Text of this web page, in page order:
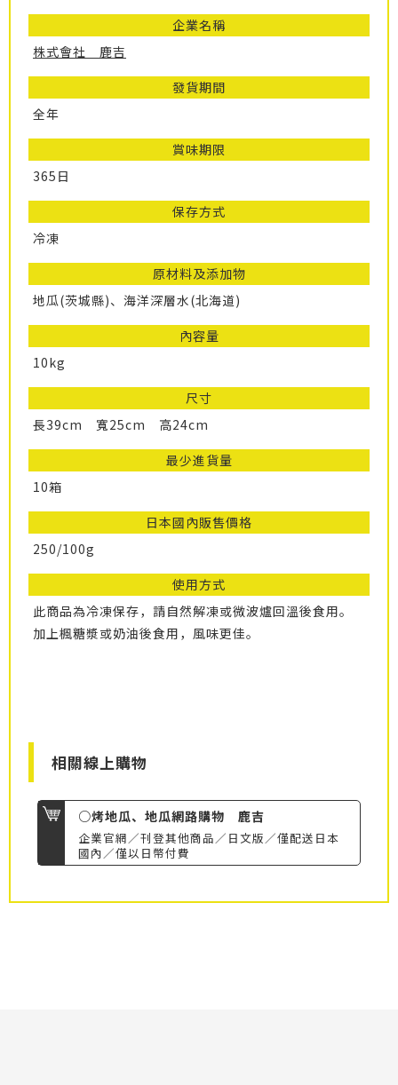
企業名稱
株式會社 鹿吉
發貨期間
全年
賞味期限
365日
保存方式
冷凍
原材料及添加物
地瓜(茨城縣)、海洋深層水(北海道)
內容量
10kg
尺寸
長39cm 寬25cm 高24cm
最少進貨量
10箱
日本國內販售價格
250/100g
使用方式
此商品為冷凍保存，請自然解凍或微波爐回溫後食用。
加上楓糖漿或奶油後食用，風味更佳。
相關線上購物
○烤地瓜、地瓜網路購物 鹿吉
企業官網／刊登其他商品／日文版／僅配送日本
國內／僅以日幣付費